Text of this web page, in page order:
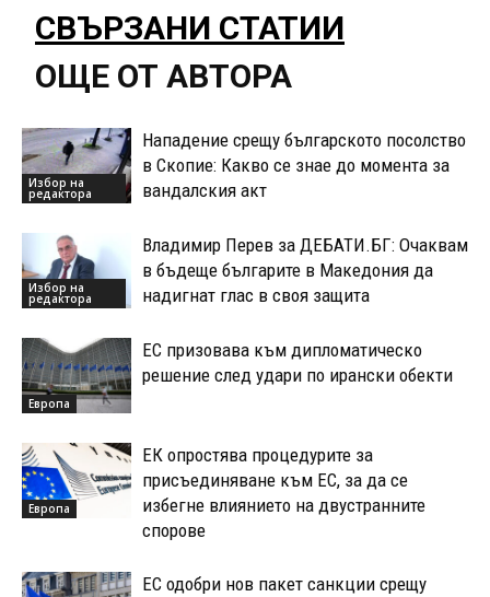
СВЪРЗАНИ СТАТИИ
ОЩЕ ОТ АВТОРА
Избор на
редактора
Нападение срещу българското посолство
в Скопие: Какво се знае до момента за
вандалския акт
Избор на
редактора
Владимир Перев за ДЕБАТИ.БГ: Очаквам
в бъдеще българите в Македония да
надигнат глас в своя защита
Европа
ЕС призовава към дипломатическо
решение след удари по ирански обекти
Европа
ЕК опростява процедурите за
присъединяване към ЕС, за да се
избегне влиянието на двустранните
спорове
ЕС одобри нов пакет санкции срещу